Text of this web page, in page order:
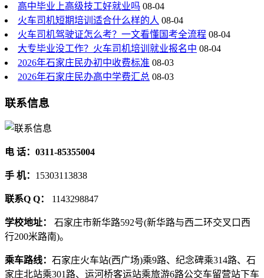
高中毕业上高级技工好就业吗 08-04
火车司机短期培训适合什么样的人 08-04
火车司机驾驶证怎么考？一文看懂国考全流程 08-04
大专毕业没工作？火车司机培训就业报名中 08-04
2026年石家庄民办初中收费标准 08-03
2026年石家庄民办高中学费汇总 08-03
联系信息
电 话：0311-85355004
手 机： 15303113838
联系Q Q： 1143298847
学校地址： 石家庄市新华路592号(新华路与西二环交叉口西
行200米路南)。
乘车路线： 石家庄火车站(西广场)乘9路、纪念碑乘314路、石
家庄北站乘301路、运河桥客运站乘旅游6路公交车留营站下车